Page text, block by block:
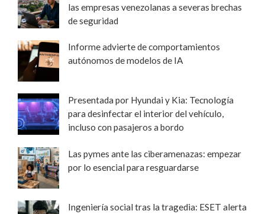
las empresas venezolanas a severas brechas
de seguridad
Informe advierte de comportamientos
autónomos de modelos de IA
Presentada por Hyundai y Kia: Tecnología
para desinfectar el interior del vehículo,
incluso con pasajeros a bordo
Las pymes ante las ciberamenazas: empezar
por lo esencial para resguardarse
Ingeniería social tras la tragedia: ESET alerta